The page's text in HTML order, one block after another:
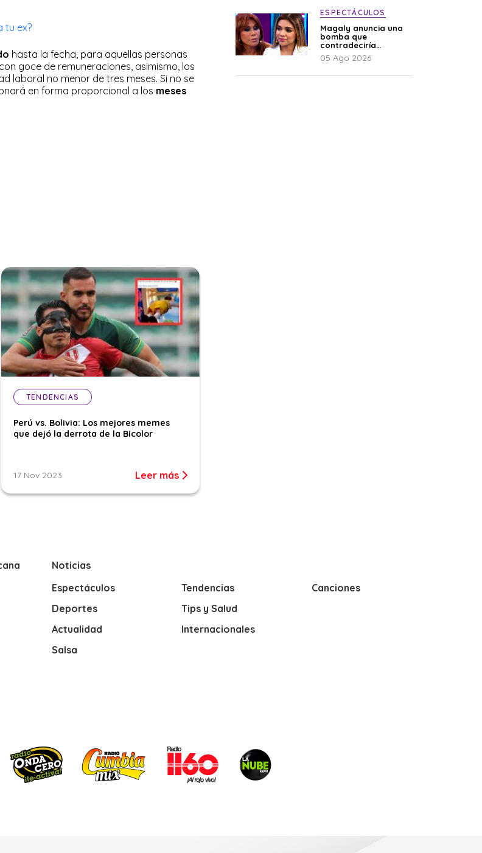
tu ex?
hasta la fecha, para aquellas personas
goce de remuneraciones, asimismo, los
laboral no menor de tres meses. Si no se
en forma proporcional a los meses
TENDENCIAS
Perú vs. Bolivia: Los mejores memes
que dejó la derrota de la Bicolor
17 Nov 2023 Leer más
ESPECTÁCULOS
Magaly anuncia una
bomba que
contradeciría
comunicado de La
Bella Luz: “Hay un
05 Ago 2026
Noticias
Espectáculos
Deportes
Actualidad
Salsa
Tendencias
Tips y Salud
Internacionales
Canciones